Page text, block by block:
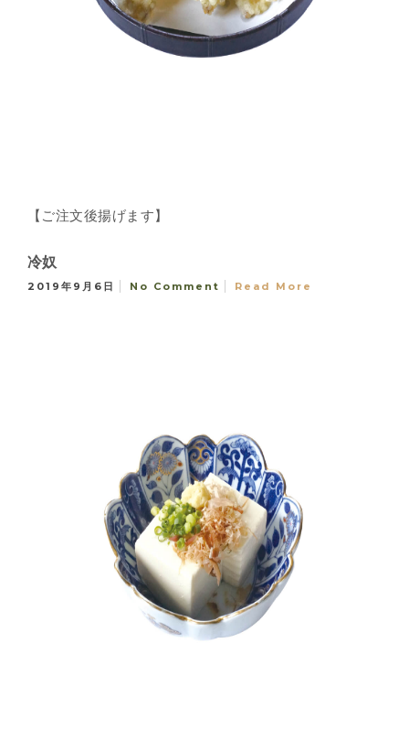
【ご注文後揚げます】
冷奴
2019年9月6日 No Comment Read More